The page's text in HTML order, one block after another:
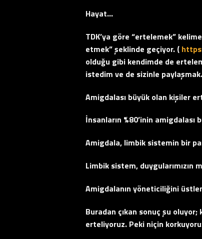
Hayat…
TDK’ya göre “ertelemek”
etmek” şeklinde geçiyor. (
olduğu gibi kendimde de
istedim ve de sizinle
Amigdalası büyük olan kişiler
İnsanların %80’inin amigdalası
Amigdala, limbik sistemin bir
Limbik sistem, duygularımızın
Amigdalanın yöneticiliğini
Buradan çıkan sonuç şu
erteliyoruz. Peki niçin